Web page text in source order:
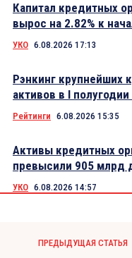
Капитал кредитных
вырос на 2.82% к
УКО 6.08.2026 17:13
Рэнкинг крупнейших
активов в I
Рейтинги 6.08.2026 15:35
Активы кредитных
превысили 905 млрд
УКО 6.08.2026 14:57
ПРЕДЫДУЩАЯ СТАТЬЯ